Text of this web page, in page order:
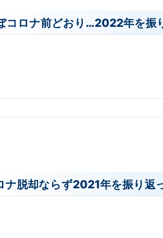
コロナ前どおり…2022年を振
ナ脱却ならず2021年を振り返